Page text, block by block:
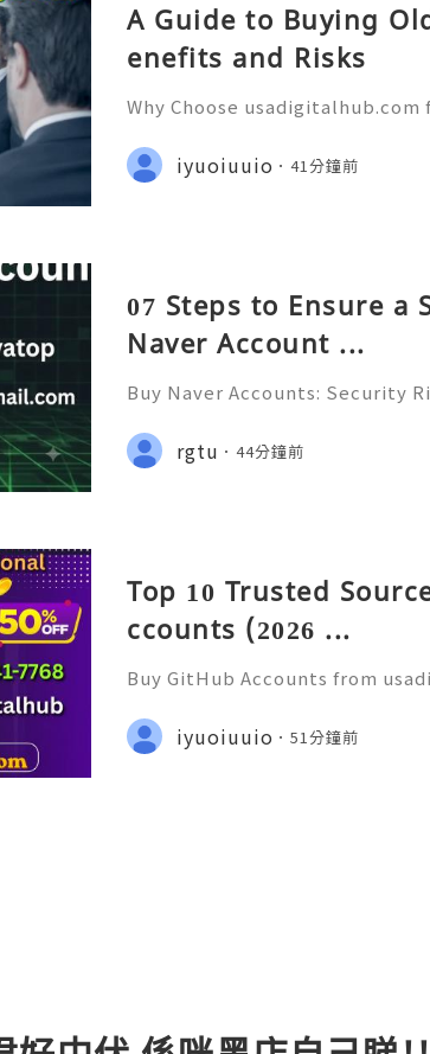
A Guide to Buying
enefits and Risks
Why Choose usadigitalhub.com
⭐ WhatsApp: +1 (506) 541-7768
gitalhub 🎮✨💎🌐🚀⭐ Discord:
iyuoiuuio 41分鐘前
07 Steps to Ensure a
Naver Account ...
Buy Naver Accounts: Security
6 🚪🚀💬📞📩 We’re always
💼⏰📩🌟🌐✨ We are available
rgtu 44分鐘前
Top 10 Trusted
ccounts (2026 ...
Buy GitHub Accounts from
tsApp: +1 (506) 541-7768
ub 🎮✨💎🌐🚀⭐ Discord:
iyuoiuuio 51分鐘前